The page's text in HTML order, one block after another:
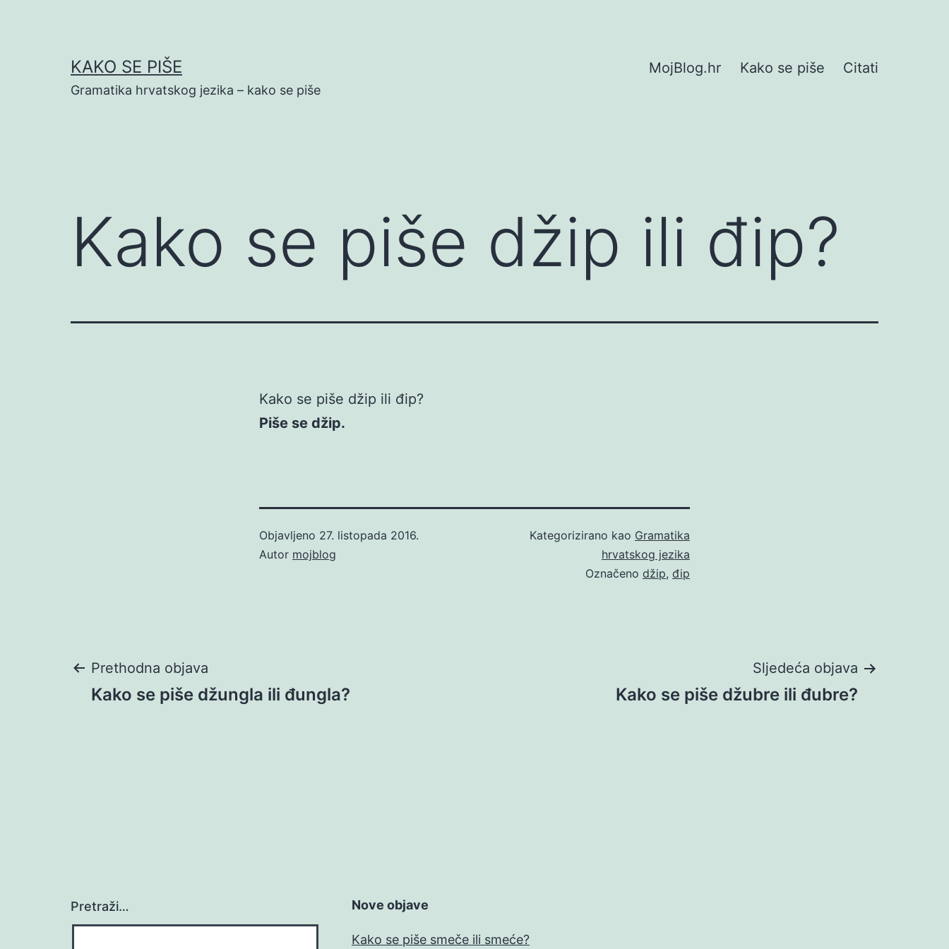
KAKO SE PIŠE
Gramatika hrvatskog jezika – kako se piše
MojBlog.hr Kako se piše Citati
Kako se piše džip ili đip?
Kako se piše džip ili đip?
Piše se džip.
Objavljeno 27. listopada 2016.
Autor mojblog
Kategorizirano kao Gramatika
hrvatskog jezika
Označeno džip, đip
Navigacija
Prethodna objava
Kako se piše džungla ili đungla?
Sljedeća objava
Kako se piše džubre ili đubre?
Pretraži… Nove objave
Kako se piše smeče ili smeće?